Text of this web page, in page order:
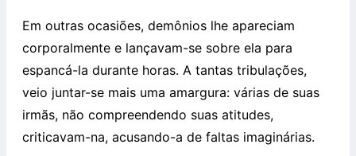
Em outras ocasiões, demônios lhe apareciam
corporalmente e lançavam-se sobre ela para
espancá-la durante horas. A tantas tribulações,
veio juntar-se mais uma amargura: várias de suas
irmãs, não compreendendo suas atitudes,
criticavam-na, acusando-a de faltas imaginárias.